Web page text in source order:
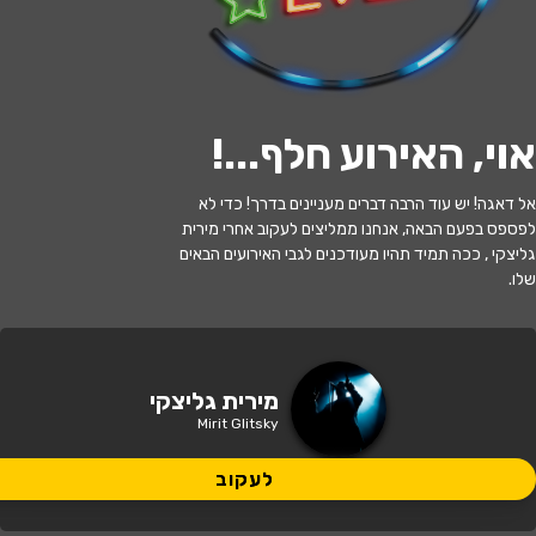
האירוע חלף
סטאנדאפ של מירית גליצקי מוגזמת
בתאטרון הבית גולדה
מתי?21:00 | 12.11
פתח תקווה• תאטרון הבית גולדה
כמה עולה?60 ₪
אוי, האירוע חלף...!
אל דאגה! יש עוד הרבה דברים מעניינים בדרך! כדי לא
לפספס בפעם הבאה, אנחנו ממליצים לעקוב אחרי מירית
גליצקי , ככה תמיד תהיו מעודכנים לגבי האירועים הבאים
שלו.
מירית גליצקי
Mirit Glitsky
לעקוב